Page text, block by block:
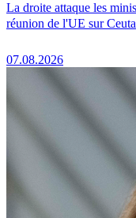
La droite attaque les
réunion de l'UE sur Ceuta
07.08.2026